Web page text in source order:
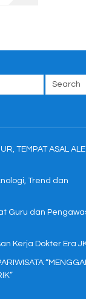
TEMPAT ASAL ALE
Trend dan
Guru dan
Kerja Dokter Era